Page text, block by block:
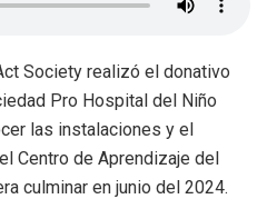
Society realizó el donativo
Pro Hospital del Niño
las instalaciones y el
Centro de Aprendizaje del
culminar en junio del 2024.